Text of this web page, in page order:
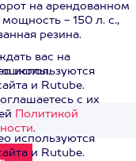
на арендованном
- 150 л. с.,
резина.
вас на
>
используются
и Rutube.
с их
Политикой
.
используются
и Rutube.